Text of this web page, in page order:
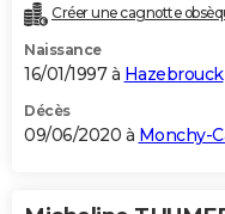
Créer une cagnotte
Naissance
16/01/1997 à Hazebrouck
Décès
09/06/2020 à Monchy-